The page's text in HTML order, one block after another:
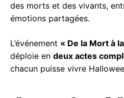
des morts et des vivants,
émotions partagées.
L’événement « De la Mort à
déploie en deux actes
chacun puisse vivre